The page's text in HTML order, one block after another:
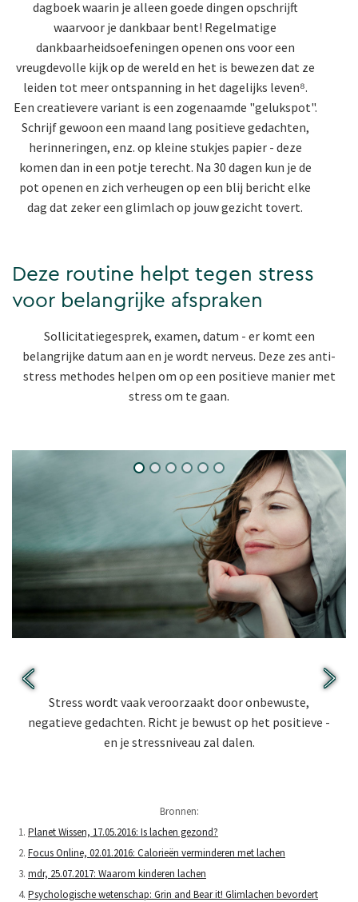
dagboek waarin je alleen goede dingen opschrijft
waarvoor je dankbaar bent! Regelmatige
dankbaarheidsoefeningen openen ons voor een
vreugdevolle kijk op de wereld en het is bewezen dat ze
leiden tot meer ontspanning in het dagelijks leven⁸.
Een creatievere variant is een zogenaamde "gelukspot".
Schrijf gewoon een maand lang positieve gedachten,
herinneringen, enz. op kleine stukjes papier - deze
komen dan in een potje terecht. Na 30 dagen kun je de
pot openen en zich verheugen op een blij bericht elke
dag dat zeker een glimlach op jouw gezicht tovert.
Deze routine helpt tegen stress
voor belangrijke afspraken
Sollicitatiegesprek, examen, datum - er komt een
belangrijke datum aan en je wordt nerveus. Deze zes anti-
stress methodes helpen om op een positieve manier met
stress om te gaan.
Stress wordt vaak veroorzaakt door onbewuste,
negatieve gedachten. Richt je bewust op het positieve -
en je stressniveau zal dalen.
Bronnen:
Planet Wissen, 17.05.2016: Is lachen gezond?
Focus Online, 02.01.2016: Calorieën verminderen met lachen
mdr, 25.07.2017: Waarom kinderen lachen
Psychologische wetenschap: Grin and Bear it! Glimlachen bevordert